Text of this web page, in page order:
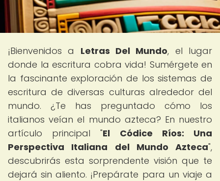
¡Bienvenidos a Letras Del Mundo, el lugar
donde la escritura cobra vida! Sumérgete en
la fascinante exploración de los sistemas de
escritura de diversas culturas alrededor del
mundo. ¿Te has preguntado cómo los
italianos veían el mundo azteca? En nuestro
artículo principal "El Códice Ríos: Una
Perspectiva Italiana del Mundo Azteca",
descubrirás esta sorprendente visión que te
dejará sin aliento. ¡Prepárate para un viaje a